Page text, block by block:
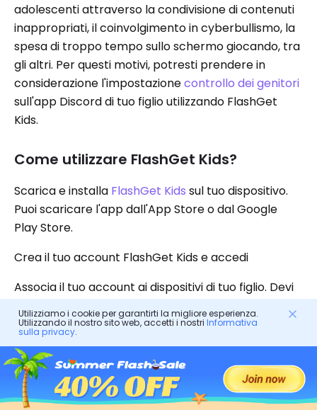
adolescenti attraverso la condivisione di contenuti
inappropriati, il coinvolgimento in cyberbullismo, la
spesa di troppo tempo sullo schermo giocando, tra
gli altri. Per questi motivi, potresti prendere in
considerazione l'impostazionecontrollo dei genitori
sull'app Discord di tuo figlio utilizzando FlashGet
Kids.
Come utilizzare FlashGet Kids?
Scarica e installa FlashGet Kids sul tuo dispositivo.
Puoi scaricare l'app dall'App Store o dal Google
Play Store.
Crea il tuo account FlashGet Kids e accedi
Associa il tuo account ai dispositivi di tuo figlio. Devi
del bambino.
Personalizza il tuo controllo genitori che includerà il
blocco di siti Web, giochi e app come l'app Discord.
Puoi anche impostare limiti di tempo durante i quali
Utilizziamo i cookie per garantirti la migliore esperienza.
Utilizzando il nostro sito web, accetti i nostri Informativa
sulla privacy.